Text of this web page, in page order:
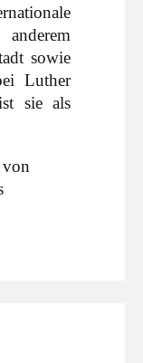
sowie
Luther
sie als
von